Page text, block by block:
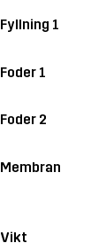
Fyllning 1
Foder 1
Foder 2
Membran
Vikt